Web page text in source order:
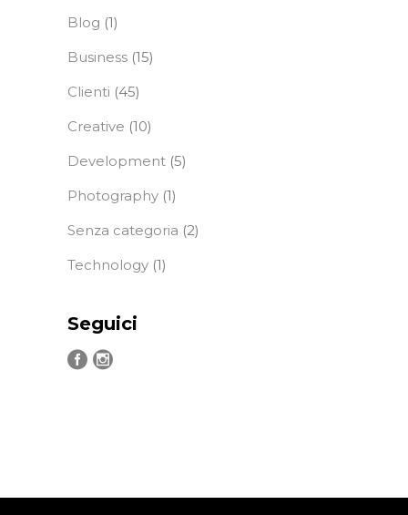
Blog (1)
Business (15)
Clienti (45)
Creative (10)
Development (5)
Photography (1)
Senza categoria (2)
Technology (1)
Seguici